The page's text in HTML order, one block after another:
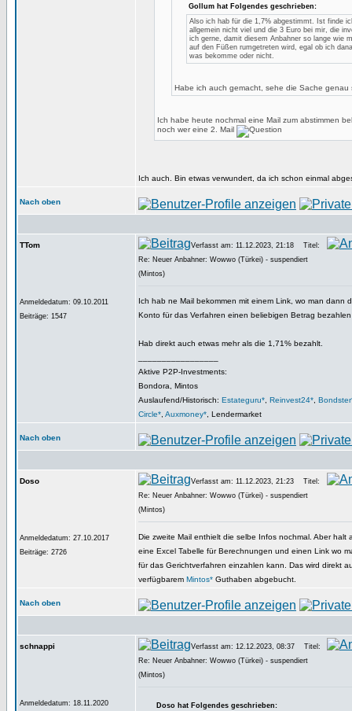
Gollum hat Folgendes geschrieben:
Also ich hab für die 1,7% abgestimmt. Ist finde
allgemein nicht viel und die 3 Euro bei mir, die
ich gerne, damit diesem Anbahner so lange wie
auf den Füßen rumgetreten wird, egal ob ich
was bekomme oder nicht.
Habe ich auch gemacht, sehe die Sache genau
Ich habe heute nochmal eine Mail zum abstimmen
noch wer eine 2. Mail
Ich auch. Bin etwas verwundert, da ich schon einmal
Nach oben
TTom
Anmeldedatum: 09.10.2011
Beiträge: 1547
Verfasst am: 11.12.2023, 21:18
Titel:
Re: Neuer Anbahner: Wowwo (Türkei) - suspendiert
(Mintos)
Ich hab ne Mail bekommen mit einem Link, wo man dann
Konto für das Verfahren einen beliebigen Betrag
Hab direkt auch etwas mehr als die 1,71% bezahlt.
Aktive P2P-Investments:
Bondora, Mintos
Auslaufend/Historisch: Estateguru* Reinvest24*
Circle* Auxmoney* , Lendermarket
Nach oben
Doso
Anmeldedatum: 27.10.2017
Beiträge: 2726
Verfasst am: 11.12.2023, 21:23
Titel:
Re: Neuer Anbahner: Wowwo (Türkei) - suspendiert
(Mintos)
Die zweite Mail enthielt die selbe Infos nochmal. Aber halt
eine Excel Tabelle für Berechnungen und einen Link wo
für das Gerichtverfahren einzahlen kann. Das wird direkt
verfügbarem Mintos* Guthaben abgebucht.
Nach oben
schnappi
Anmeldedatum: 18.11.2020
Verfasst am: 12.12.2023, 08:37
Titel:
Re: Neuer Anbahner: Wowwo (Türkei) - suspendiert
(Mintos)
Doso hat Folgendes geschrieben: